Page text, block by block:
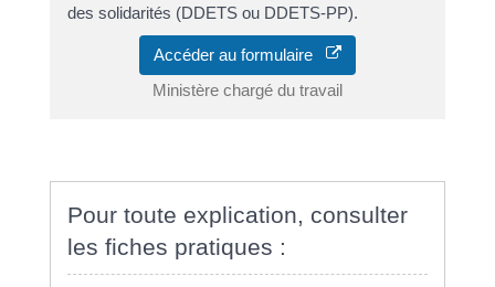
des solidarités (DDETS ou DDETS-PP).
Accéder au formulaire
Ministère chargé du travail
Pour toute explication, consulter
les fiches pratiques :